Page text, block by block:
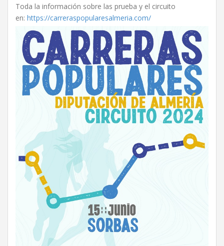
Toda la información sobre las prueba y el circuito
en: https://carreraspopularesalmeria.com/